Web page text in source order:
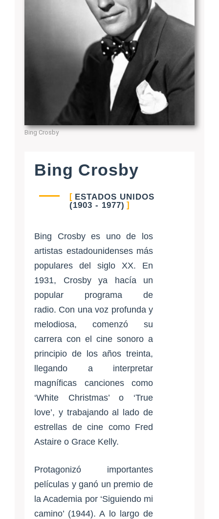
Bing Crosby
ESTADOS UNIDOS
(1903 - 1977)
Bing Crosby es uno de los
artistas estadounidenses más
populares del siglo XX. En
1931, Crosby ya hacía un
popular programa de
radio. Con una voz profunda y
melodiosa, comenzó su
carrera con el cine sonoro a
principio de los años treinta,
llegando a interpretar
magníficas canciones como
‘White Christmas’ o ‘True
love’, y trabajando al lado de
estrellas de cine como Fred
Astaire o Grace Kelly.
Protagonizó importantes
películas y ganó un premio de
la Academia por ‘Siguiendo mi
camino’ (1944). A lo largo de
Bing Crosby